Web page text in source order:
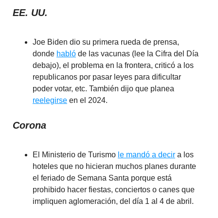
EE. UU.
Joe Biden dio su primera rueda de prensa,
donde habló de las vacunas (lee la Cifra del Día
debajo), el problema en la frontera, criticó a los
republicanos por pasar leyes para dificultar
poder votar, etc. También dijo que planea
reelegirse en el 2024.
Corona
El Ministerio de Turismo le mandó a decir a los
hoteles que no hicieran muchos planes durante
el feriado de Semana Santa porque está
prohibido hacer fiestas, conciertos o canes que
impliquen aglomeración, del día 1 al 4 de abril.